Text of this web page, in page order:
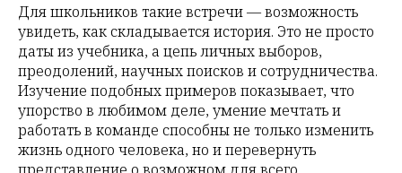
Для школьников такие встречи — возможность
увидеть, как складывается история. Это не просто
даты из учебника, а цепь личных выборов,
преодолений, научных поисков и сотрудничества.
Изучение подобных примеров показывает, что
упорство в любимом деле, умение мечтать и
работать в команде способны не только изменить
жизнь одного человека, но и перевернуть